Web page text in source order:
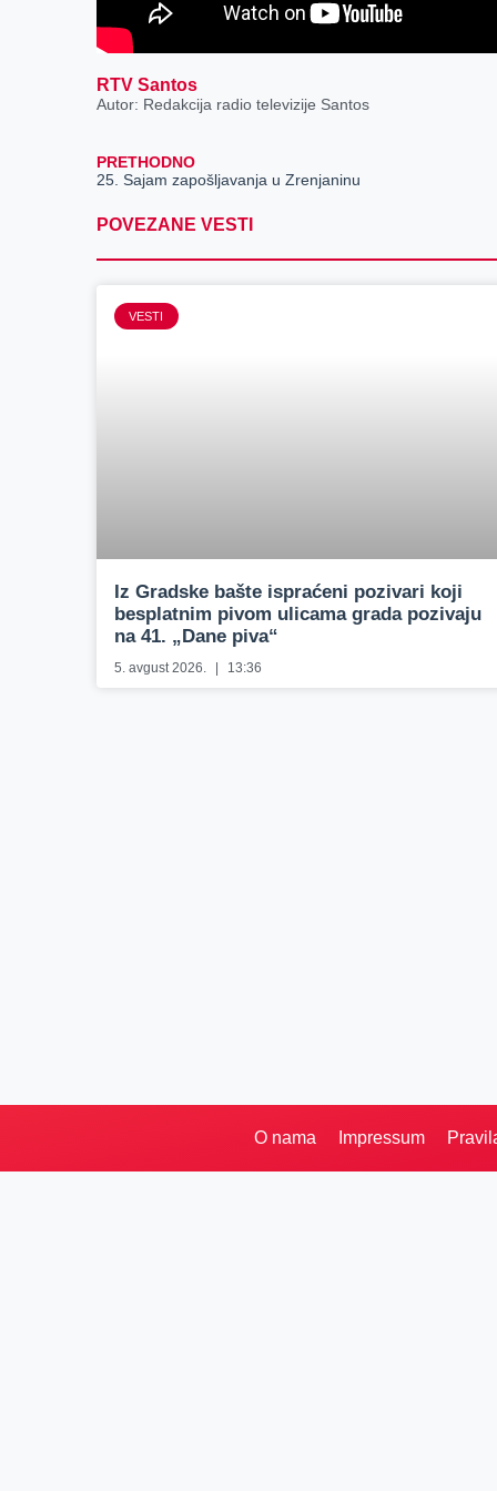
RTV Santos
Autor: Redakcija radio televizije Santos
PRETHODNO
25. Sajam zapošljavanja u Zrenjaninu
POVEZANE VESTI
VESTI
Iz Gradske bašte ispraćeni pozivari koji
besplatnim pivom ulicama grada pozivaju
na 41. „Dane piva“
5. avgust 2026. 13:36
O nama Impressum